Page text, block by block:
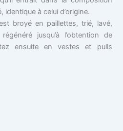
identique à celui d’origine.
broyé en paillettes, trié, lavé,
jusqu’à l’obtention de
ensuite en vestes et pulls